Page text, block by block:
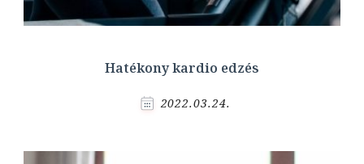
Hatékony kardio edzés
2022.03.24.